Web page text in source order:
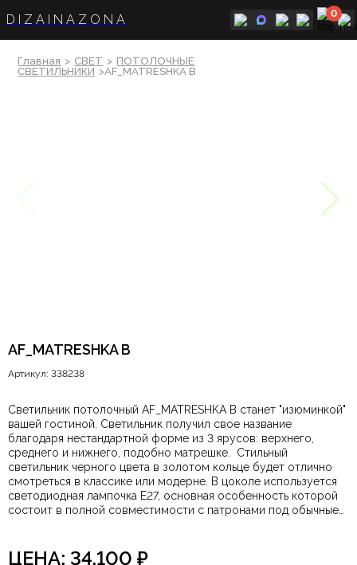
DIZAINAZONA 0
Главная > СВЕТ > ПОТОЛОЧНЫЕ
СВЕТИЛЬНИКИ >AF_MATRESHKA B
AF_MATRESHKA B
Артикул: 338238
Светильник потолочный AF_MATRESHKA B станет "изюминкой"
вашей гостиной. Светильник получил свое название
благодаря нестандартной форме из 3 ярусов: верхнего,
среднего и нижнего, подобно матрешке. Стильный
светильник черного цвета в золотом кольце будет отлично
смотреться в классике или модерне. В цоколе используется
светодиодная лампочка E27, основная особенность которой
состоит в полной совместимости с патронами под обычные
уточнить у наших менеджеров удобным для Вас способом.
ЦЕНА: 34.100 ₽